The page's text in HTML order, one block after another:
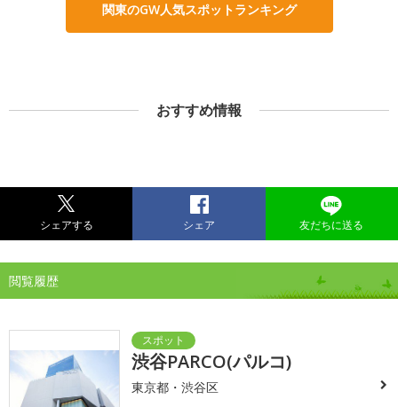
関東のGW人気スポットランキング
おすすめ情報
シェアする シェア 友だちに送る
閲覧履歴
渋谷PARCO(パルコ)
東京都・渋谷区